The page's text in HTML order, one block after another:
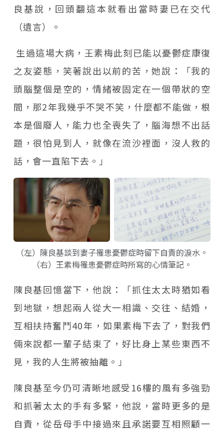
良基說，回頭翻這本就看出當時妻已在交代
（遺言）。
生過這場大病，王素梅此刻已能以憂鬱症康復
之友姿態，笑著說出以前的苦，她說：「我的
頭腦整個是空的，情緒被固定在一個帶狀的空
間，那2年我幾乎不哭不笑，什麼都不能做，根
本是個廢人，能力也全喪失了，腦海想不出話
題，很怕見到人，就像在流沙裡面，沒人救的
話，會一直陷下去。」
（左）陳良基談到妻子罹患憂鬱症時留下自責的淚水。
（右）王素梅罹患憂鬱症時所寫的心情筆記。
陳良基回憶當下，他說：「抓住太太時猶如看
到地獄，想起兩人從大一相識、交往、結婚，
互相扶持奮鬥40年，如果素梅下去了，對我們
倆來說都一輩子結束了，好比身上某些東西不
見，我的人生將被抽離。」
陳良基至今仍可清晰地感受16樓的風有多強勁
和抓著太太的手有多緊，他說，當時更多的是
自責，從岳母手中接過來且承諾要互相照顧一